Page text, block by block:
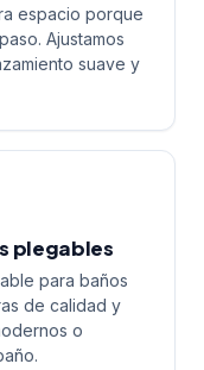
espacio porque
Ajustamos
suave y
plegables
para baños
de calidad y
o